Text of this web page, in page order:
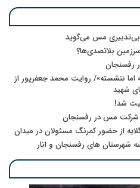
بی‌تدبیری مس می‌گوید
بلاتصدی‌ها؟
رفسنجان
اما ننشسته»/ روایت محمد جعفرپور از
ثبت شد!
شرکت مس در رفسنجان
از حضور کمرنگ مسئولان در میدان
شهرستان های رفسنجان و انار